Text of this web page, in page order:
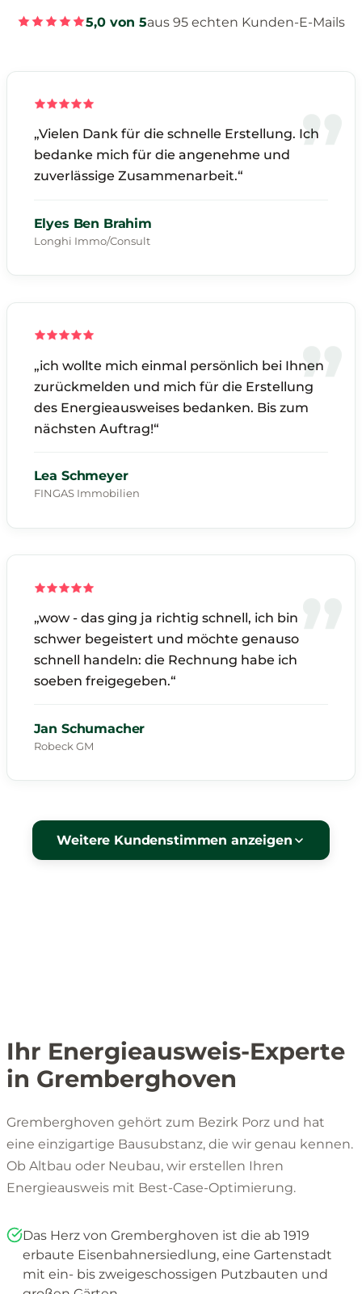
5,0 von 5aus 95 echten Kunden-E-Mails
„Vielen Dank für die schnelle Erstellung. Ich
bedanke mich für die angenehme und
zuverlässige Zusammenarbeit.“
Elyes Ben Brahim
Longhi Immo/Consult
„ich wollte mich einmal persönlich bei Ihnen
zurückmelden und mich für die Erstellung
des Energieausweises bedanken. Bis zum
nächsten Auftrag!“
Lea Schmeyer
FINGAS Immobilien
„wow - das ging ja richtig schnell, ich bin
schwer begeistert und möchte genauso
schnell handeln: die Rechnung habe ich
soeben freigegeben.“
Jan Schumacher
Robeck GM
Weitere Kundenstimmen anzeigen
Ihr Energieausweis-Experte
in Gremberghoven
Gremberghoven gehört zum Bezirk Porz und hat
eine einzigartige Bausubstanz, die wir genau kennen.
Ob Altbau oder Neubau, wir erstellen Ihren
Energieausweis mit Best-Case-Optimierung.
Das Herz von Gremberghoven ist die ab 1919
erbaute Eisenbahnersiedlung, eine Gartenstadt
mit ein- bis zweigeschossigen Putzbauten und